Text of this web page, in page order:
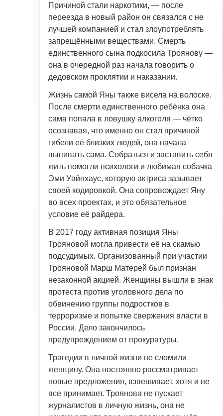
Причиной стали наркотики, — после
переезда в новый район он связался с не
лучшей компанией и стал злоупотреблять
запрещёнными веществами. Смерть
единственного сына подкосила Троянову —
она в очередной раз начала говорить о
дедовском проклятии и наказании.
Жизнь самой Яны также висела на волоске.
После смерти единственного ребёнка она
сама попала в ловушку алкоголя — чётко
осознавая, что именно он стал причиной
гибели её близких людей, она начала
выпивать сама. Собраться и заставить себя
жить помогли психологи и любимая собачка
Эми Уайнхаус, которую актриса зазывает
своей кодировкой. Она сопровождает Яну
во всех проектах, и это обязательное
условие её райдера.
В 2017 году активная позиция Яны
Трояновой могла привести её на скамью
подсудимых. Организованный при участии
Трояновой Марш Матерей был признан
незаконной акцией. Женщины вышли в знак
протеста против уголовного дела по
обвинению группы подростков в
терроризме и попытке свержения власти в
России. Дело закончилось
предупреждением от прокуратуры.
Трагедии в личной жизни не сломили
женщину. Она постоянно рассматривает
новые предложения, взвешивает, хотя и не
все принимает. Троянова не пускает
журналистов в личную жизнь, она не